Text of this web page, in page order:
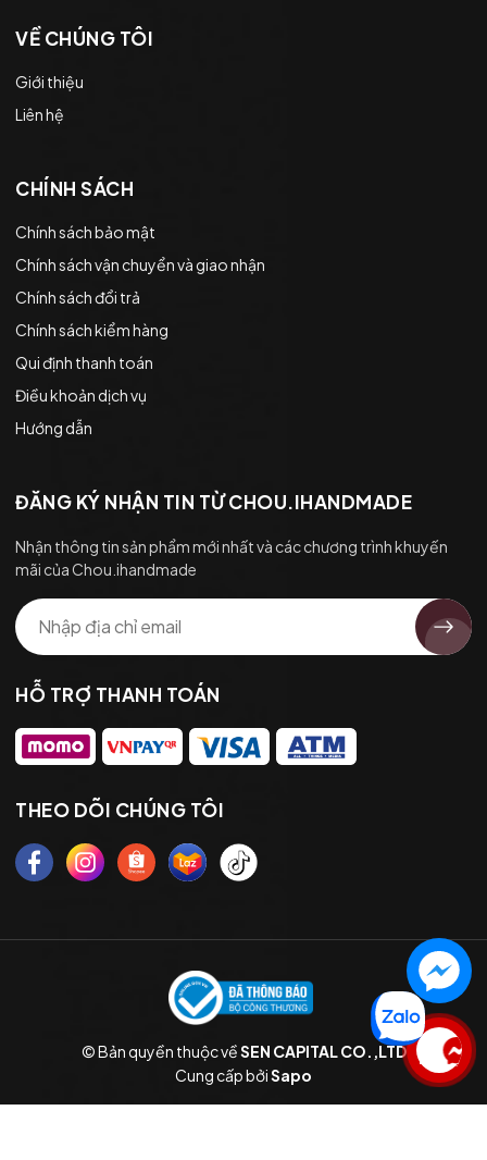
VỀ CHÚNG TÔI
Giới thiệu
Liên hệ
CHÍNH SÁCH
Chính sách bảo mật
Chính sách vận chuyển và giao nhận
Chính sách đổi trả
Chính sách kiểm hàng
Qui định thanh toán
Điều khoản dịch vụ
Hướng dẫn
ĐĂNG KÝ NHẬN TIN TỪ CHOU.IHANDMADE
Nhận thông tin sản phẩm mới nhất và các chương trình khuyến
mãi của Chou.ihandmade
HỖ TRỢ THANH TOÁN
THEO DÕI CHÚNG TÔI
© Bản quyền thuộc vềSEN CAPITAL CO.,LTD
Cung cấp bởiSapo
Liên hệ